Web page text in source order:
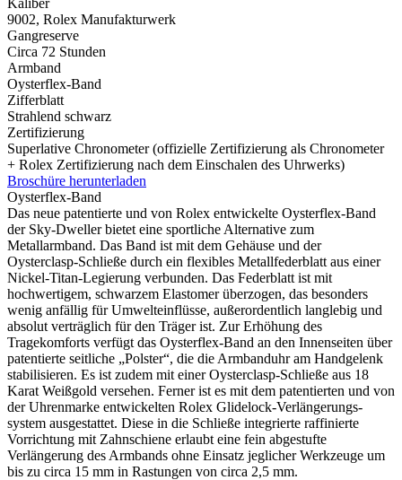
9002, Rolex Manufakturwerk
Gangreserve
Circa 72 Stunden
Armband
Oysterflex-Band
Zifferblatt
Strahlend schwarz
Zertifizierung
Superlative Chronometer (offizielle Zertifizierung als Chronometer
+ Rolex Zertifizierung nach dem Einschalen des Uhrwerks)
Broschüre herunterladen
Oysterflex-Band
Das neue patentierte und von Rolex entwickelte Oysterflex-Band
der Sky‑Dweller bietet eine sportliche Alternative zum
Metallarmband. Das Band ist mit dem Gehäuse und der
Oysterclasp-Schließe durch ein flexibles Metallfederblatt aus einer
Nickel-Titan-Legierung verbunden. Das Federblatt ist mit
hochwertigem, schwarzem Elastomer überzogen, das besonders
wenig anfällig für Umwelt­einflüsse, außerordentlich langlebig und
absolut verträglich für den Träger ist. Zur Erhöhung des
Tragekomforts verfügt das Oysterflex-Band an den Innenseiten über
patentierte seitliche „Polster“, die die Armbanduhr am Handgelenk
stabilisieren. Es ist zudem mit einer Oysterclasp-Schließe aus 18
Karat Weißgold versehen. Ferner ist es mit dem patentierten und von
der Uhrenmarke entwickelten Rolex Glidelock-Verlängerungs­­
system ausgestattet. Diese in die Schließe integrierte raffinierte
Vorrichtung mit Zahnschiene erlaubt eine fein abgestufte
Verlängerung des Armbands ohne Einsatz jeglicher Werkzeuge um
bis zu circa 15 mm in Rastungen von circa 2,5 mm.